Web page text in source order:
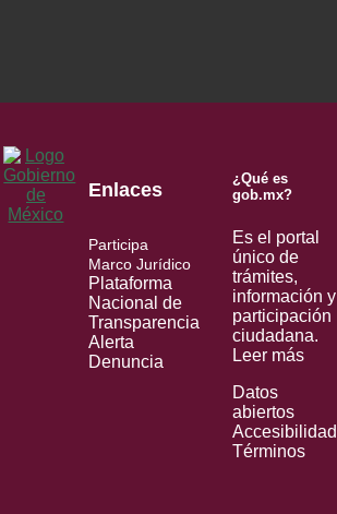
Enlaces
Participa
Marco Jurídico
Plataforma
Nacional de
Transparencia
Alerta
Denuncia
¿Qué es
gob.mx?
Es el portal
único de
trámites,
información y
participación
ciudadana.
Leer más
Datos
abiertos
Accesibilidad
Términos